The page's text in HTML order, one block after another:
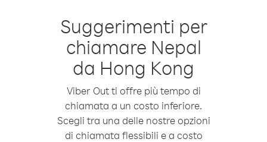
Suggerimenti per
chiamare Nepal
da Hong Kong
Viber Out ti offre più tempo di
chiamata a un costo inferiore.
Scegli tra una delle nostre opzioni
di chiamata flessibili e a costo